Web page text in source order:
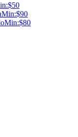
Min:$90
Min:$80